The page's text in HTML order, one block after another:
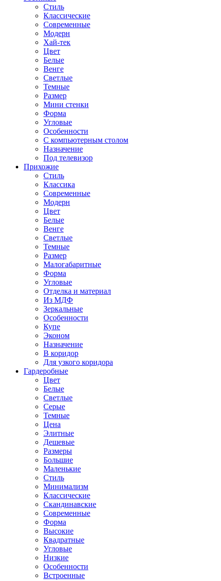
Стиль
Классические
Современные
Модерн
Хай-тек
Цвет
Белые
Венге
Светлые
Темные
Размер
Мини стенки
Форма
Угловые
Особенности
С компьютерным столом
Назначение
Под телевизор
Прихожие
Стиль
Классика
Современные
Модерн
Цвет
Белые
Венге
Светлые
Темные
Размер
Малогабаритные
Форма
Угловые
Отделка и материал
Из МДФ
Зеркальные
Особенности
Купе
Эконом
Назначение
В коридор
Для узкого коридора
Гардеробные
Цвет
Белые
Светлые
Серые
Темные
Цена
Элитные
Дешевые
Размеры
Большие
Маленькие
Стиль
Минимализм
Классические
Скандинавские
Современные
Форма
Высокие
Квадратные
Угловые
Низкие
Особенности
Встроенные